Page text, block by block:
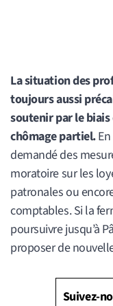
La situation des
toujours aussi
soutenir par le
chômage partiel.En
demandé des
moratoire sur les
patronales ou
comptables. Si la
poursuivre jusqu’à
proposer de
Suivez-